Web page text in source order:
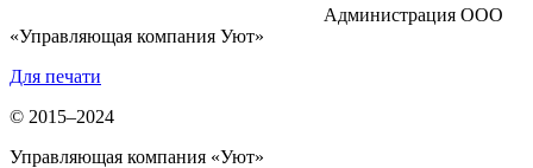
Администрация ООО
«Управляющая компания Уют»
Для печати
© 2015–2024
Управляющая компания «Уют»